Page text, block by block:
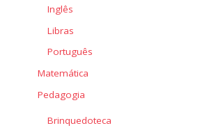
Inglês
Libras
Português
Matemática
Pedagogia
Brinquedoteca